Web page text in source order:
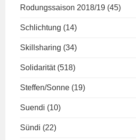
Rodungssaison 2018/19 (45)
Schlichtung (14)
Skillsharing (34)
Solidarität (518)
Steffen/Sonne (19)
Suendi (10)
Sündi (22)